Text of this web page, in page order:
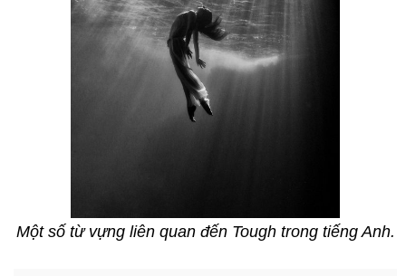
Một số từ vựng liên quan đến Tough trong tiếng Anh.